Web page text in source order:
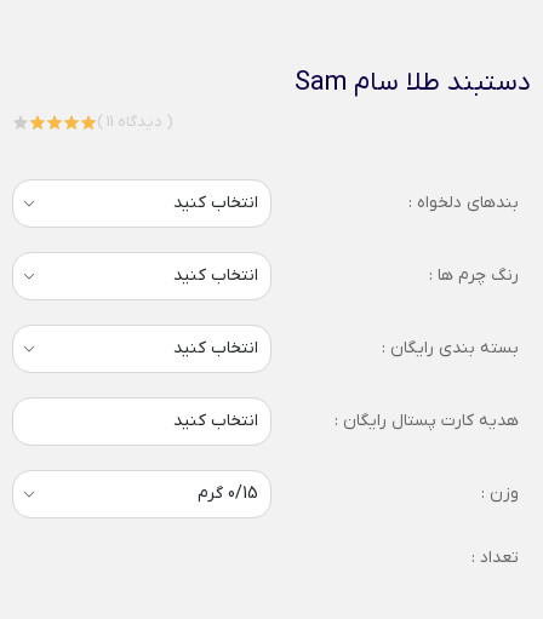
دستبند طلا سام Sam
( 11 دیدگاه )
بندهای دلخواه :
رنگ چرم ها :
بسته بندی رایگان :
هدیه کارت پستال رایگان : انتخاب کنید
وزن :
تعداد :